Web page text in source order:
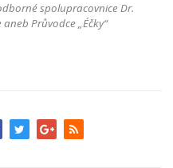
spolupracovnice Dr.
Průvodce „Éčky“